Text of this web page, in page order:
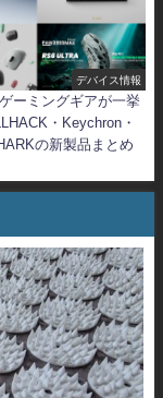
デバイス情報
ーミングギアが一挙
・Keychron・
の新製品まとめ